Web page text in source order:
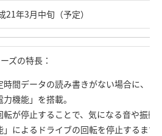
21年3月中旬（予定）
ズの特長：
時間データの読み書きがない場合に、
機能」を搭載。
転が停止することで、気になる音や振動
」によるドライブの回転を停止するま